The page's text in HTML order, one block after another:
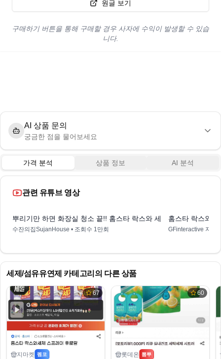
원글 보기
구매하기 버튼을 통해 구매할 경우 사자에 수익이 발생할 수 있습
니다.
AI 상품 문의
궁금한 점을 물어보세요
가격 분석 상품 정보 AI 분석
관련 유튜브 영상
뿌리기만 하면 화장실 청소 끝!! 홈스타 락스와 세제 폼스프레이 리
수잔의집SujanHouse • 조회수 1만회
홈스타 락스와
GFinteractive 지에
세제/섬유유연제 카테고리의 다른 상품
67
지마켓 펨코
60
롯데온 뽐뿌